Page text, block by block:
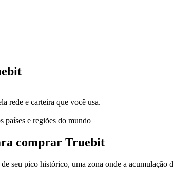
rede e carteira que você usa.
países e regiões do mundo
comprar Truebit
seu pico histórico, uma zona onde a acumulação